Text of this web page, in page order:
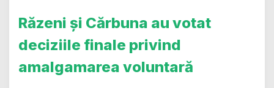
Răzeni și Cărbuna au votat
deciziile finale privind
amalgamarea voluntară